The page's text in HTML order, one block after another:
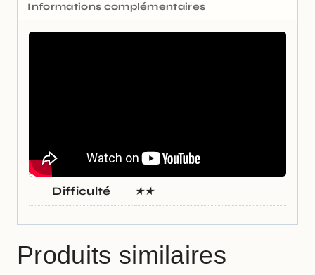
Informations complémentaires
Difficulté ★★
Produits similaires